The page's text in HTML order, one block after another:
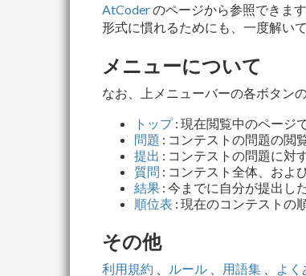
AtCoderのページから参照できます
形式に慣れるためにも、一度解い
メニューについて
なお、上メニューバーの各ボタン
トップ: 現在閲覧中のページで
問題 : コンテストの問題の閲
提出 : コンテストの問題に対
質問 : コンテスト全体、およ
結果 : 今までに自分が提出し
順位表 : 現在のコンテストの
その他
利用規約 ルール 用語集 よく